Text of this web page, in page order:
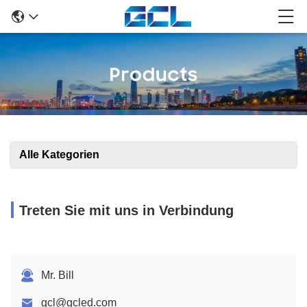
Alle Kategorien
Treten Sie mit uns in Verbindung
Mr. Bill
gcl@gcled.com